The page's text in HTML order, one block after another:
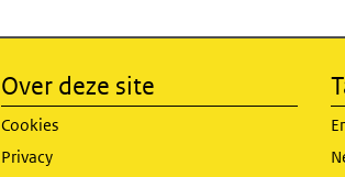
Over deze site
Cookies
Privacy